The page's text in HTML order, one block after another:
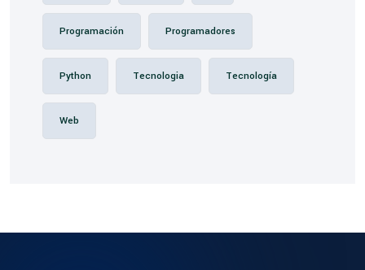
Programación Programadores
Python Tecnologia Tecnología
Web